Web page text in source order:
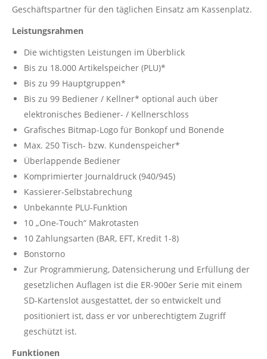
Geschäftspartner für den täglichen Einsatz am Kassenplatz.
Leistungsrahmen
Die wichtigsten Leistungen im Überblick
Bis zu 18.000 Artikelspeicher (PLU)*
Bis zu 99 Hauptgruppen*
Bis zu 99 Bediener / Kellner* optional auch über
elektronisches Bediener- / Kellnerschloss
Grafisches Bitmap-Logo für Bonkopf und Bonende
Max. 250 Tisch- bzw. Kundenspeicher*
Überlappende Bediener
Komprimierter Journaldruck (940/945)
Kassierer-Selbstabrechung
Unbekannte PLU-Funktion
10 „One-Touch“ Makrotasten
10 Zahlungsarten (BAR, EFT, Kredit 1-8)
Bonstorno
Zur Programmierung, Datensicherung und Erfüllung der
gesetzlichen Auflagen ist die ER-900er Serie mit einem
SD-Kartenslot ausgestattet, der so entwickelt und
positioniert ist, dass er vor unberechtigtem Zugriff
geschützt ist.
Funktionen